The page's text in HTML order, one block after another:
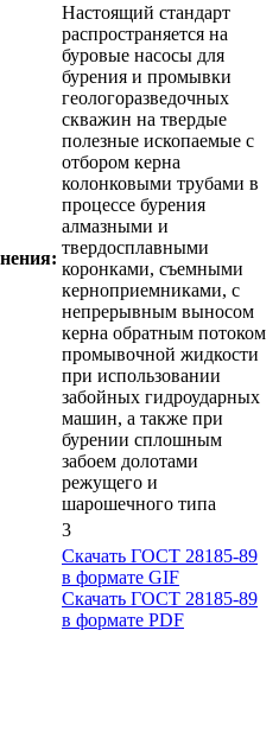
Настоящий стандарт
распространяется на
буровые насосы для
бурения и промывки
геологоразведочных
скважин на твердые
полезные ископаемые с
отбором керна
колонковыми трубами в
процессе бурения
алмазными и
твердосплавными
коронками, съемными
керноприемниками, с
непрерывным выносом
керна обратным потоком
промывочной жидкости
при использовании
забойных гидроударных
машин, а также при
бурении сплошным
забоем долотами
режущего и
шарошечного типа
3
Скачать ГОСТ 28185-89
в формате GIF
Скачать ГОСТ 28185-89
в формате PDF